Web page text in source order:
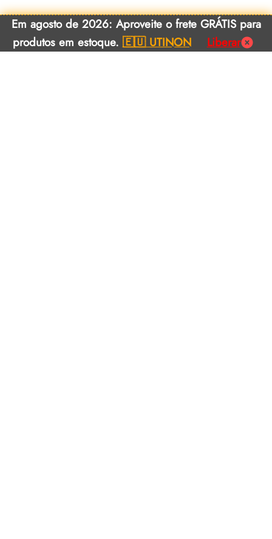
Em agosto de 2026: Aproveite o frete GRÁTIS para
produtos em estoque. 🇪🇺 UTINON Liberar